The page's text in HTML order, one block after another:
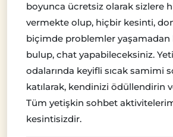
boyunca ücretsiz olarak sizlere
vermekte olup, hiçbir kesinti,
biçimde problemler yaşamadan
bulup, chat yapabileceksiniz.
odalarında keyifli sıcak samimi
katılarak, kendinizi ödüllendirin
Tüm yetişkin sohbet
kesintisizdir.